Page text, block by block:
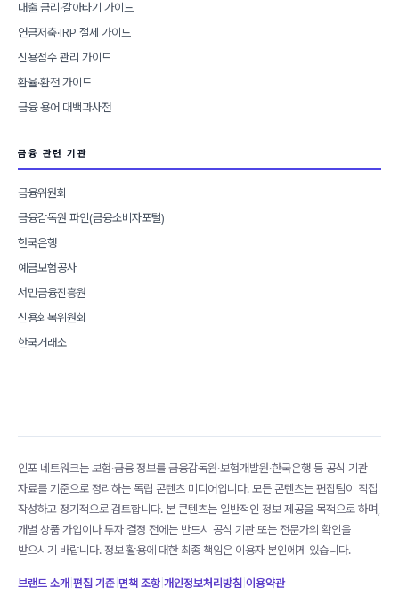
대출 금리·갈아타기 가이드
연금저축·IRP 절세 가이드
신용점수 관리 가이드
환율·환전 가이드
금융 용어 대백과사전
금융 관련 기관
금융위원회
금융감독원 파인(금융소비자포털)
한국은행
예금보험공사
서민금융진흥원
신용회복위원회
한국거래소
인포 네트워크는 보험·금융 정보를 금융감독원·보험개발원·한국은행 등 공식 기관
자료를 기준으로 정리하는 독립 콘텐츠 미디어입니다. 모든 콘텐츠는 편집팀이 직접
작성하고 정기적으로 검토합니다. 본 콘텐츠는 일반적인 정보 제공을 목적으로 하며,
개별 상품 가입이나 투자 결정 전에는 반드시 공식 기관 또는 전문가의 확인을
받으시기 바랍니다. 정보 활용에 대한 최종 책임은 이용자 본인에게 있습니다.
브랜드 소개 편집 기준 면책 조항 개인정보처리방침 이용약관